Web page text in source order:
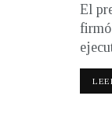
El
firmó